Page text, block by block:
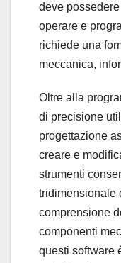
deve
operare e
richiede una
meccanica,
Oltre alla
di precisione
progettazione
creare e
strumenti
tridimensionale
comprensione
componenti
questi software